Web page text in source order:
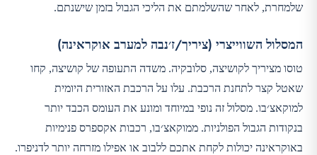
שלמחרת, לאחר שהשלמתם את הליכי הגבול בזמן שישנתם.
המסלול השווייצרי (ציריך/ז׳נבה למערב אוקראינה)
טוסו מציריך לקושיצה, סלובקיה. משדה התעופה של קושיצה, קחו
שאטל קצר לתחנת הרכבת. עלו על הרכבת האזורית היומית
למוקאצ׳בו. מסלול זה נופי במיוחד ומונע את העומס הכבד יותר
בנקודות הגבול הפולניות. ממוקאצ׳בו, רכבות אקספרס פנימיות
באוקראינה יכולות לקחת אתכם ללבוב או אפילו מזרחה יותר לדניפרו.